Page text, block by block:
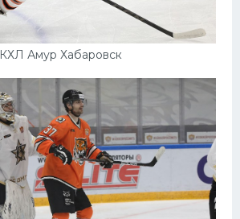
КХЛ Амур Хабаровск